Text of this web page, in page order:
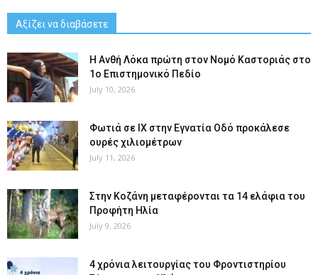
Αξίζει να διαβάσετε
Η Ανθή Λόκα πρώτη στον Νομό Καστοριάς στο
1ο Επιστημονικό Πεδίο
July 10, 2026
Φωτιά σε ΙΧ στην Εγνατία Οδό προκάλεσε
ουρές χιλιομέτρων
July 11, 2026
Στην Κοζάνη μεταφέρονται τα 14 ελάφια του
Προφήτη Ηλία
July 9, 2026
4 χρόνια λειτουργίας του Φροντιστηρίου